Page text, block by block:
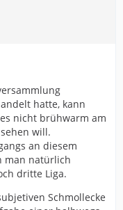
hatte, kann
nicht brühwarm am
will.
an diesem
man natürlich
dritte Liga.
Schmollecke